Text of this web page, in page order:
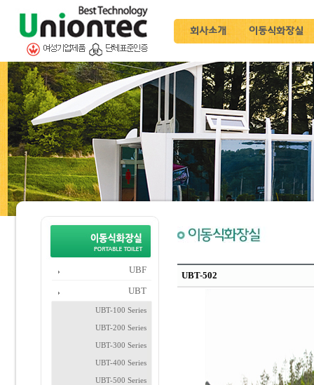
회사소개 이동식화장실
UBF
UBT
UBT-100 Series
UBT-200 Series
UBT-300 Series
UBT-400 Series
UBT-500 Series
UBT-502